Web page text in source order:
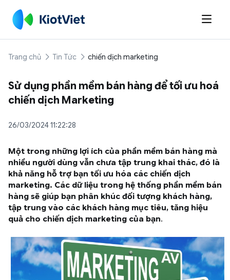

Trang chủ Tin Tức chiến dịch marketing
Sử dụng phần mềm bán hàng để tối ưu hoá
chiến dịch Marketing
26/03/2024 11:22:28
Một trong những lợi ích của phần mềm bán hàng mà
nhiều người dùng vẫn chưa tập trung khai thác, đó là
khả năng hỗ trợ bạn tối ưu hóa các chiến dịch
marketing. Các dữ liệu trong hệ thống phần mềm bán
hàng sẽ giúp bạn phân khúc đối tượng khách hàng,
tập trung vào các khách hàng mục tiêu, tăng hiệu
quả cho chiến dịch marketing của bạn.